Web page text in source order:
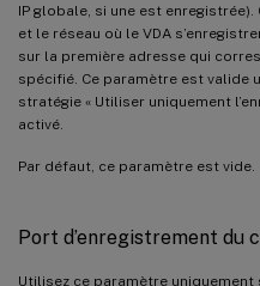
IP globale, si une est enregistrée).
et le réseau où le VDA
sur la première adresse qui
spécifié. Ce paramètre est valide
stratégie « Utiliser uniquement
activé.
Par défaut, ce paramètre est vide.
Port d’enregistrement du
Utilisez ce paramètre uniquement